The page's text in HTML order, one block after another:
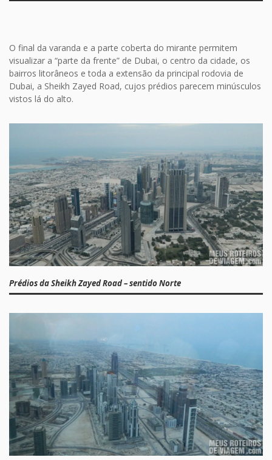
O final da varanda e a parte coberta do mirante permitem
visualizar a “parte da frente” de Dubai, o centro da cidade, os
bairros litorâneos e toda a extensão da principal rodovia de
Dubai, a Sheikh Zayed Road, cujos prédios parecem minúsculos
vistos lá do alto.
Prédios da Sheikh Zayed Road – sentido Norte